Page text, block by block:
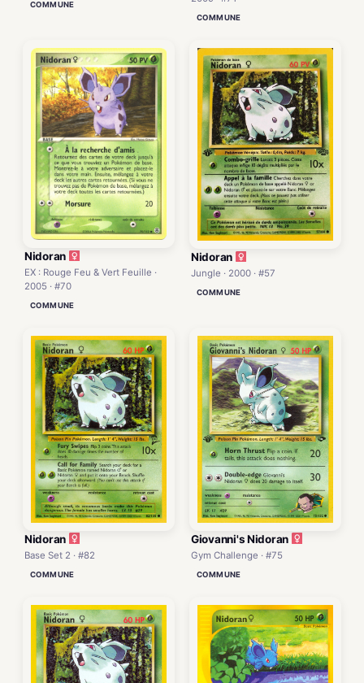
COMMUNE
COMMUNE
Nidoran
EX : Rouge Feu & Vert Feuille ·
2005 · #70
COMMUNE
Nidoran
Jungle · 2000 · #57
COMMUNE
Nidoran
Base Set 2 · #82
COMMUNE
Giovanni's Nidoran
Gym Challenge · #75
COMMUNE